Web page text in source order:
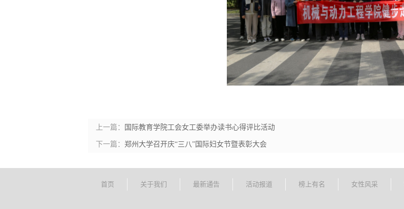
上一篇： 国际教育学院工会女工委举办读书心得评比活动
下一篇： 郑州大学召开庆“三八”国际妇女节暨表彰大会
首页 关于我们 最新通告 活动报道 榜上有名 女性风采